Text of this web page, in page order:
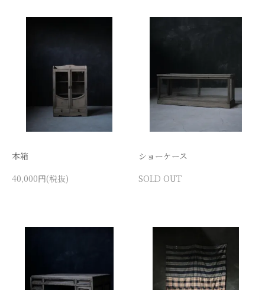
本箱
40,000円(税抜)
ショーケース
SOLD OUT